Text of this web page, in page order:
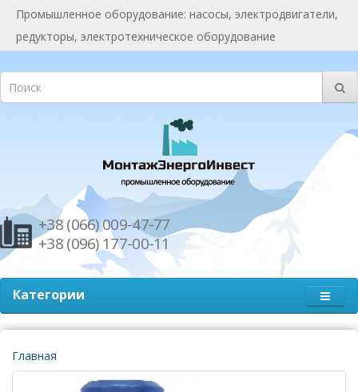
Промышленное оборудование: насосы, электродвигатели,
редукторы, электротехническое оборудование
+38 (066) 009-47-77
+38 (096) 177-00-11
Категории
Главная